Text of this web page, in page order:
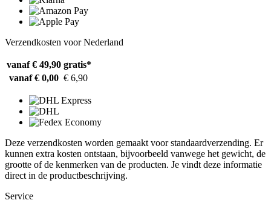
Verzendkosten voor Nederland
vanaf € 49,90 gratis*
vanaf € 0,00 € 6,90
Deze verzendkosten worden gemaakt voor standaardverzending. Er
kunnen extra kosten ontstaan, bijvoorbeeld vanwege het gewicht, de
grootte of de kenmerken van de producten. Je vindt deze informatie
direct in de productbeschrijving.
Service